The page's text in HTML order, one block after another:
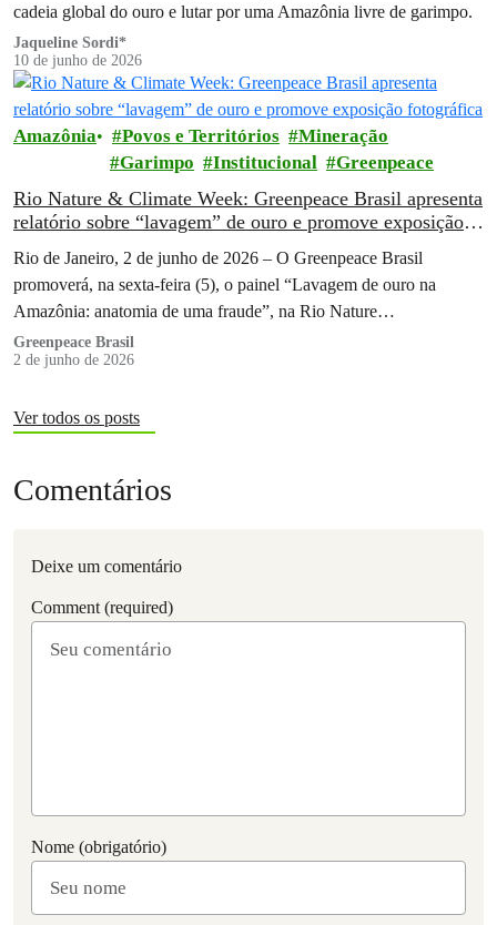
cadeia global do ouro e lutar por uma Amazônia livre de garimpo.
Jaqueline Sordi*
10 de junho de 2026
Amazônia Povos e Territórios
Mineração
Garimpo
Institucional Greenpeace
Rio Nature & Climate Week: Greenpeace Brasil apresenta
relatório sobre “lavagem” de ouro e promove exposição
Rio de Janeiro, 2 de junho de 2026 – O Greenpeace Brasil
promoverá, na sexta-feira (5), o painel “Lavagem de ouro na
Amazônia: anatomia de uma fraude”, na Rio Nature…
Greenpeace Brasil
2 de junho de 2026
Ver todos os posts
Comentários
Deixe um comentário
Comment (required)
Nome (obrigatório)